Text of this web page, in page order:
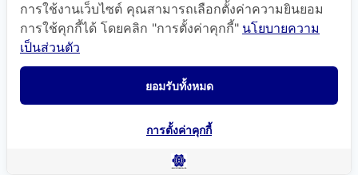
การใช้งานเว็บไซต์ คุณสามารถเลือกตั้งค่าความยินยอม
การใช้คุกกี้ได้ โดยคลิก "การตั้งค่าคุกกี้" นโยบายความ
เป็นส่วนตัว
ยอมรับทั้งหมด
การตั้งค่าคุกกี้